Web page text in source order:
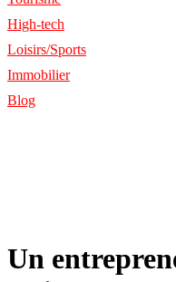
High-tech
Loisirs/Sports
Immobilier
Blog
Un